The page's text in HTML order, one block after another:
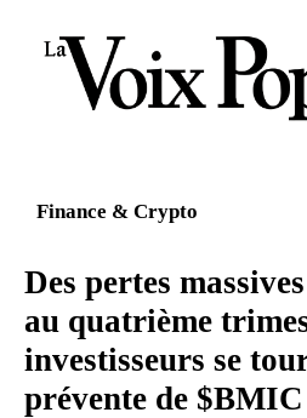
Finance & Crypto
Des pertes
au quatrième
investisseurs se
prévente de $BMIC